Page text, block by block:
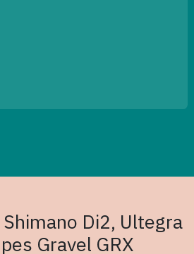
Di2, Ultegra
Gravel GRX